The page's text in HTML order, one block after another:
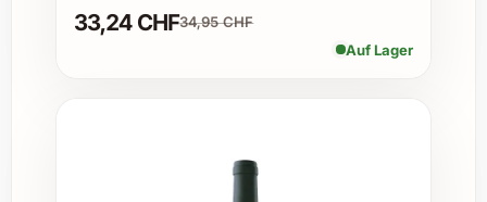
Château Pesquié Terrasses Rouge 2023
eignet sich hervorragend als Geschenk zu
Weihnachten und Adventszeit
Einladung zum Essen oder als
33,24 CHF34,95 CHF
Auf Lager